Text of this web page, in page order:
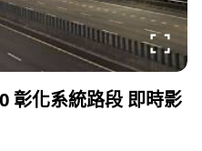
彰化系統路段 即時影